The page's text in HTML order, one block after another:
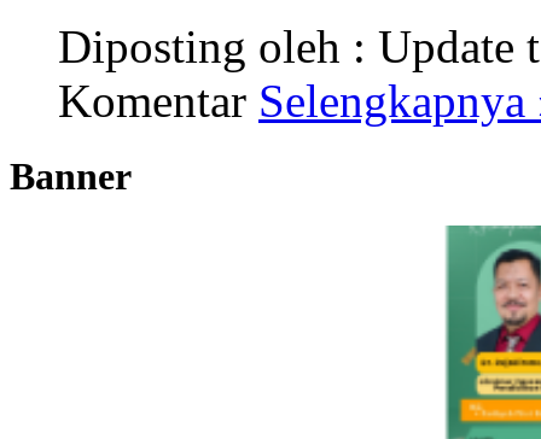
Diposting oleh : Update
Komentar Selengkapnya
Banner